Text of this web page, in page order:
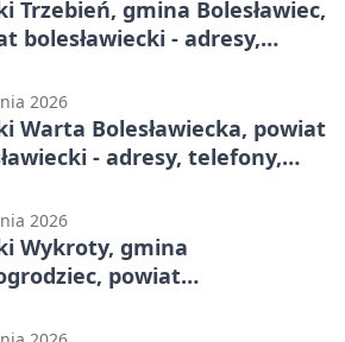
Trzebień, gmina Bolesławiec,
bolesławiecki - adresy,
2026
Warta Bolesławiecka, powiat
- adresy, telefony,
2026
Wykroty, gmina
powiat
otwarcia